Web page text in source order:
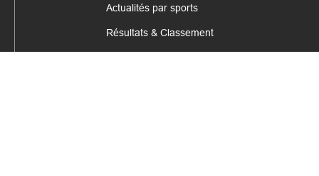
Actualités par sports
Résultats & Classement